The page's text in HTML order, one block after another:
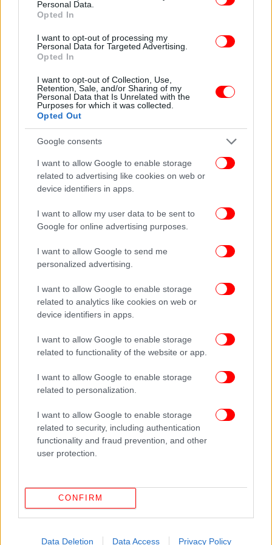
Personal Data.
Opted In
I want to opt-out of processing my
Personal Data for Targeted Advertising.
Opted In
I want to opt-out of Collection, Use,
Retention, Sale, and/or Sharing of my
Personal Data that Is Unrelated with the
Purposes for which it was collected.
Opted Out
Google consents
I want to allow Google to enable storage
related to advertising like cookies on web or
device identifiers in apps.
I want to allow my user data to be sent to
Google for online advertising purposes.
I want to allow Google to send me
personalized advertising.
I want to allow Google to enable storage
related to analytics like cookies on web or
device identifiers in apps.
I want to allow Google to enable storage
related to functionality of the website or app.
I want to allow Google to enable storage
related to personalization.
I want to allow Google to enable storage
related to security, including authentication
functionality and fraud prevention, and other
user protection.
CONFIRM
Data Deletion Data Access Privacy Policy
ΠΕΡΙΣΣΟΤΕΡΑ ΒΙΝΤΕΟ
Ακολουθήστε το στο Google Newsκαι μάθετε
πρώτοι όλες τις ειδήσεις
Δείτε όλες τις τελευταίες Ειδήσειςαπό την Ελλάδα και τον Κόσμο,
ΔΙΑΒΑΣΤΕ ΠΕΡΙΣΣΟΤΕΡΑ
ΈΜΦΡΑΓΜΑ